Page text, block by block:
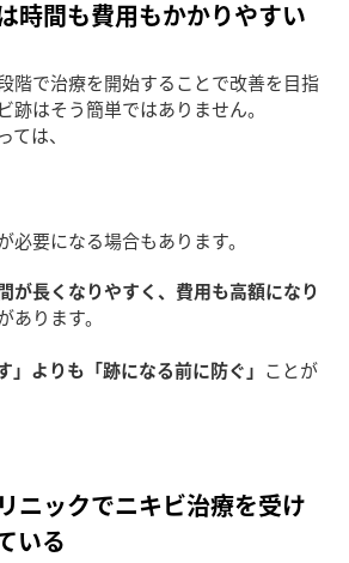
時間も費用もかかりやすい
階で治療を開始することで改善を目指
跡はそう簡単ではありません。
は、
必要になる場合もあります。
が長くなりやすく、費用も高額になり
あります。
」よりも「跡になる前に防ぐ」 ことが
ニックでニキビ治療を受け
いる